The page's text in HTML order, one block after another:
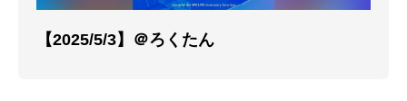
【2025/5/3】＠ろくたん